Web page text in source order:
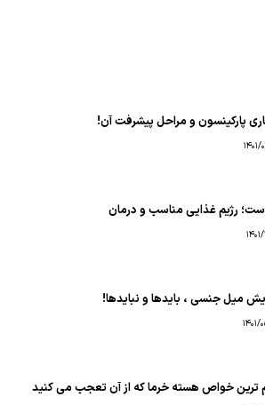
پارکینسون و مراحل پیشرفت آن!
1401/
رژیم غذایی مناسب و درمان
میل جنسی ، بایدها و نبایدها!
1401/
ترین خواص هسته خرما که از آن تعجب می کنید